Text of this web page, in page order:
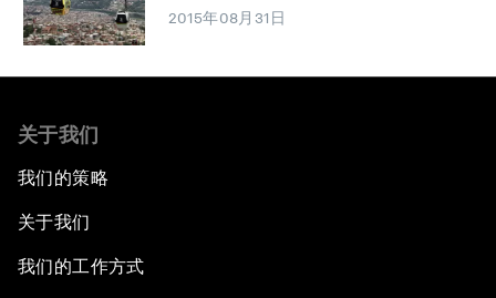
2015年08月31日
关于我们
我们的策略
关于我们
我们的工作方式